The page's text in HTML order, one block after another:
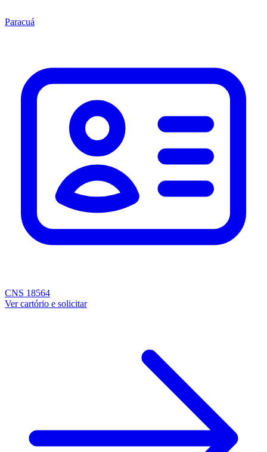
Paracuá
CNS 18564
Ver cartório e solicitar